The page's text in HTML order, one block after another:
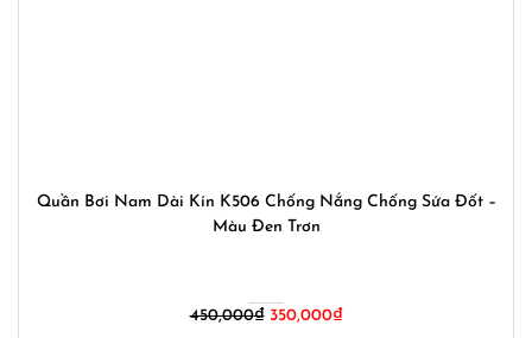
Quần Bơi Nam Dài Kín K506 Chống Nắng Chống Sứa Đốt –
Màu Đen Trơn
450,000₫ Giá
350,000₫Giá